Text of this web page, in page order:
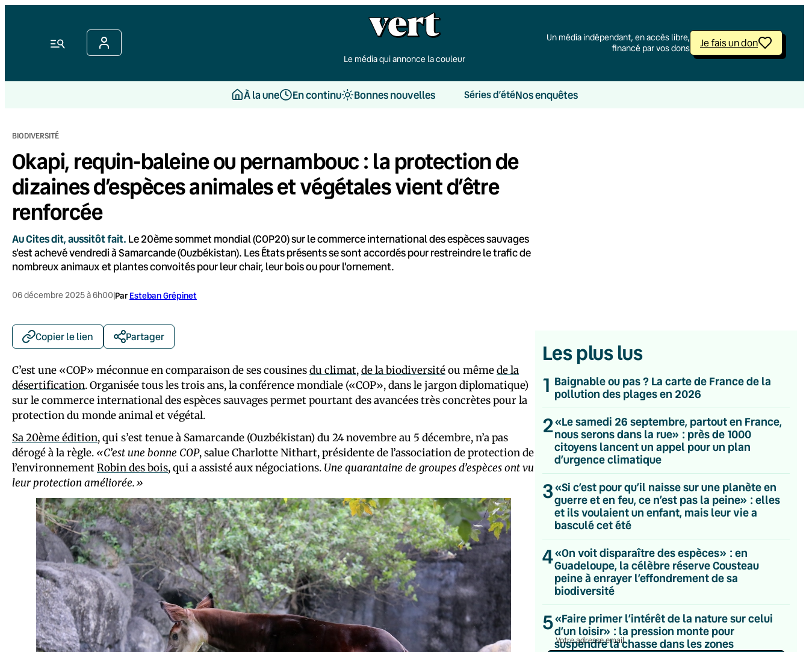
Menu
Le média qui annonce la couleur
Un média indépendant, en accès libre,
financé par vos dons
Je fais un don
À la une En continu Bonnes nouvelles Séries d’étéNos enquêtes
BIODIVERSITÉ
Okapi, requin-baleine ou pernambouc : la protection de
dizaines d’espèces animales et végétales vient d’être
renforcée
Au Cites dit, aussitôt fait. Le 20ème sommet mondial (COP20) sur le commerce international des espèces sauvages
s'est achevé vendredi à Samarcande (Ouzbékistan). Les États présents se sont accordés pour restreindre le trafic de
nombreux animaux et plantes convoités pour leur chair, leur bois ou pour l'ornement.
06 décembre 2025 à 6h00|Par Esteban Grépinet
Copier le lien Partager
C’est une «COP» méconnue en comparaison de ses cousinesdu climat,de la biodiversitéou mêmede la
désertification. Organisée tous les trois ans, la conférence mondiale («COP», dans le jargon diplomatique)
sur le commerce international des espèces sauvages permet pourtant des avancées très concrètes pour la
protection du monde animal et végétal.
Sa 20ème édition, qui s’est tenue à Samarcande (Ouzbékistan) du 24 novembre au 5 décembre, n’a pas
dérogé à la règle. «C’est une bonne COP, salue Charlotte Nithart, présidente de l’association de protection de
l’environnementRobin des bois, qui a assisté aux négociations. Une quarantaine de groupes d’espèces ont vu
leur protection améliorée.»
Les plus lus
1 Baignable ou pas ? La carte de France de la
pollution des plages en 2026
2«Le samedi 26 septembre, partout en France,
nous serons dans la rue» : près de 1000
citoyens lancent un appel pour un plan
d’urgence climatique
3«Si c’est pour qu’il naisse sur une planète en
guerre et en feu, ce n’est pas la peine» : elles
et ils voulaient un enfant, mais leur vie a
basculé cet été
4«On voit disparaître des espèces» : en
Guadeloupe, la célèbre réserve Cousteau
peine à enrayer l’effondrement de sa
biodiversité
5«Faire primer l’intérêt de la nature sur celui
d’un loisir» : la pression monte pour
suspendre la chasse dans les zones
💌 Inscrivez-vous à nos newsletters
Quotidienne
Du lundi au vendredi
Hebdomadaire
Le samedi
Chaleurs Actuelles
Une fois par mois
C’était Mieux Après
Occasionnelle